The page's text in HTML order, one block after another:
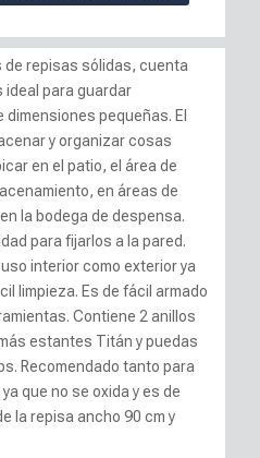
de repisas sólidas, cuenta
ideal para guardar
pequeñas. El
y organizar cosas
en el patio, el área de
en áreas de
la bodega de despensa.
para fijarlos a la pared.
interior como exterior ya
limpieza. Es de fácil armado
Contiene 2 anillos
estantes Titán y puedas
Recomendado tanto para
que no se oxida y es de
la repisa ancho 90 cm y